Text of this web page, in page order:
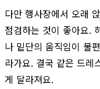
다만 행사장에서 오래
점검하는 것이 좋아요.
나 밑단의 움직임이 불
라가요. 결국 같은 드레
게 달라져요.